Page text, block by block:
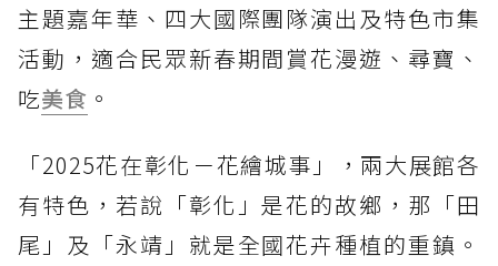
主題嘉年華、四大國際團隊演出及特色市集
活動，適合民眾新春期間賞花漫遊、尋寶、
吃美食 。
「2025花在彰化－花繪城事」，兩大展館各
有特色，若說「彰化」是花的故鄉，那「田
尾」及「永靖」就是全國花卉種植的重鎮。